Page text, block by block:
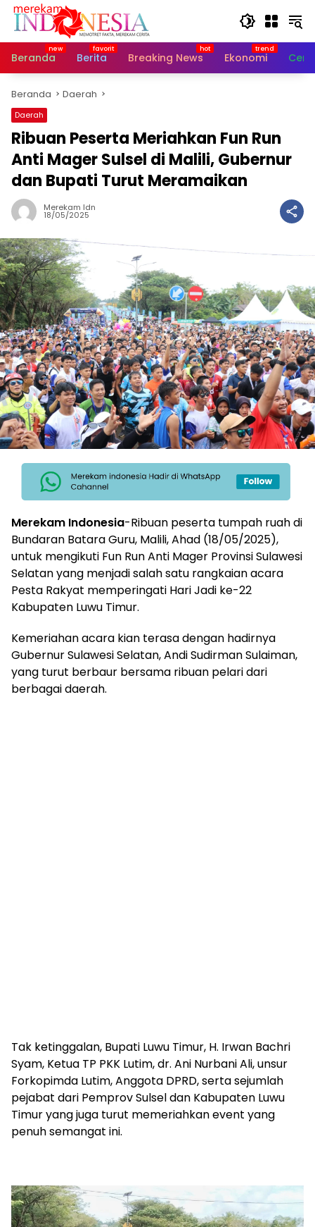
Langsung
Beranda
Berita Breaking News Ekonomi
Beranda Daerah
Daerah
Ribuan Peserta Meriahkan Fun Run
Anti Mager Sulsel di Malili, Gubernur
dan Bupati Turut Meramaikan
Merekam Idn
18/05/2025
Merekam Indonesia-Ribuan peserta tumpah ruah di
Bundaran Batara Guru, Malili, Ahad (18/05/2025),
untuk mengikuti Fun Run Anti Mager Provinsi Sulawesi
Selatan yang menjadi salah satu rangkaian acara
Pesta Rakyat memperingati Hari Jadi ke-22
Kabupaten Luwu Timur.
Kemeriahan acara kian terasa dengan hadirnya
Gubernur Sulawesi Selatan, Andi Sudirman Sulaiman,
yang turut berbaur bersama ribuan pelari dari
berbagai daerah.
Tak ketinggalan, Bupati Luwu Timur, H. Irwan Bachri
Syam, Ketua TP PKK Lutim, dr. Ani Nurbani Ali, unsur
Forkopimda Lutim, Anggota DPRD, serta sejumlah
pejabat dari Pemprov Sulsel dan Kabupaten Luwu
Timur yang juga turut memeriahkan event yang
penuh semangat ini.